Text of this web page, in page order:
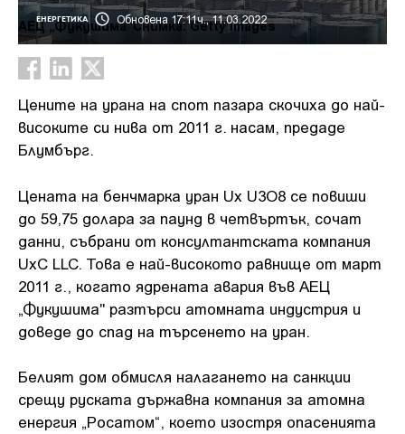
ЕНЕРГЕТИКА Обновена 17:11ч., 11.03.2022
АЕЦ „Фукушима"Снимка: Getty images
Цените на урана на спот пазара скочиха до най-
високите си нива от 2011 г. насам, предаде
Блумбърг.
Цената на бенчмарка уран Ux U3O8 се повиши
до 59,75 долара за паунд в четвъртък, сочат
данни, събрани от консултантската компания
UxC LLC. Това е най-високото равнище от март
2011 г., когато ядрената авария във АЕЦ
„Фукушима" разтърси атомната индустрия и
доведе до спад на търсенето на уран.
Белият дом обмисля налагането на санкции
срещу руската държавна компания за атомна
енергия „Росатом“, което изостря опасенията